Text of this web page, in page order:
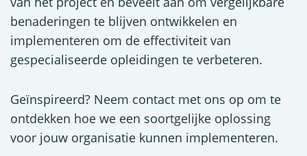
benaderingen te blijven ontwikkelen en
implementeren om de effectiviteit van
gespecialiseerde opleidingen te verbeteren.
Geïnspireerd? Neem contact met ons op om te
ontdekken hoe we een soortgelijke oplossing
voor jouw organisatie kunnen implementeren.